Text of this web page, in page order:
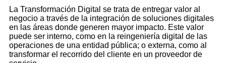
La Transformación Digital se trata de entregar valor al
negocio a través de la integración de soluciones digitales
en las áreas donde generen mayor impacto. Este valor
puede ser interno, como en la reingeniería digital de las
operaciones de una entidad pública; o externa, como al
transformar el recorrido del cliente en un proveedor de